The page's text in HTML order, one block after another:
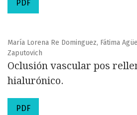
PDF
María Lorena Re Dominguez, Fátima
Zaputovich
Oclusión vascular pos
hialurónico.
PDF